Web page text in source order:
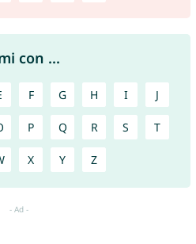
con ...
F G H I J
P Q R S T
X Y Z